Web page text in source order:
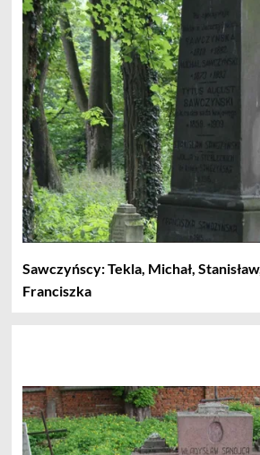
Sawczyńscy: Tekla, Michał,
Franciszka